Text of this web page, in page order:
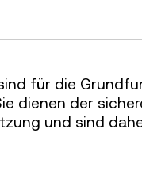
plötzlich mit
Vorbildmit
mit
3991-6
Verlagsanstalt
für die
dienen der
und sind